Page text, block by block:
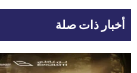
أخبار ذات صلة